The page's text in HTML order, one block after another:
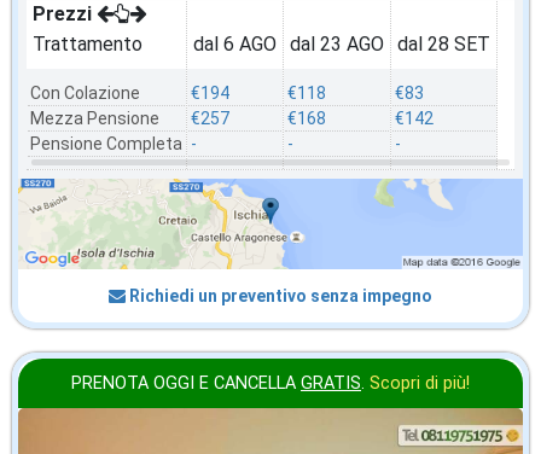
Prezzi
Trattamento
Con Colazione
Mezza Pensione
Pensione Completa
dal 6 AGO
€194
€257
-
dal 23 AGO
€118
€168
-
dal 28 SET
€83
€142
-
Richiedi un preventivo senza impegno
PRENOTA OGGI E CANCELLA GRATIS. Scopri di più!